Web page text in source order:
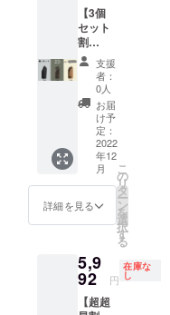
いるのが気
になってい
ました。
そこで、か
ばんも服と
同じように
気分に合わ
せて変えて
ほしいと思
帆布バッグ
ン、販売を
始めまし
※皆様の
ご支援
により
量産効
率が向
上した
場合、
正規販
売価格
が販売
予定価
格より
下がる
もござ
いま
ン・仕
様・内
容品は
変更に
届け：
2022年
12月末
までに
完了予
定 ※お
申し込
み順に
2022年
11月下
旬ごろ
から発
送予定
です。
となり
ます。
※皆様の
ご支援
の
￥11,68
4（税・
送料
込）
【1個あ
たり
￥5,842
】にて
承りま
す。 ■
ラー：
Green
Khaki（
カー
キ）、
Black（
【3個
セット
割
23％off
】 完
成した
バッグ3
個（カ
ラビナ3
個付）
一般販
売予定
価格
￥22,47
0（税・
送料
とこ
ろ、
22%off
の
支援
者：
0人
お届
け予
定：
2022
年12
月
詳細を見る
こ
の
リ
タ
ー
ン
を
選
択
す
る
5,9
92 円
在庫な
し
【超超